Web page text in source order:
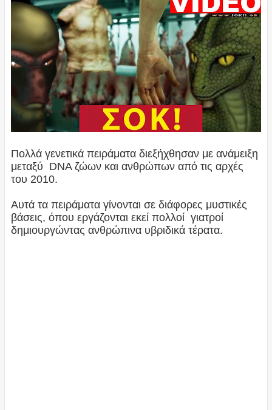
Πολλά γενετικά πειράματα διεξήχθησαν με ανάμειξη
μεταξύ DNA ζώων και ανθρώπων από τις αρχές
του 2010.
Αυτά τα πειράματα γίνονται σε διάφορες μυστικές
βάσεις, όπου εργάζονται εκεί πολλοί γιατροί
δημιουργώντας ανθρώπινα υβριδικά τέρατα.